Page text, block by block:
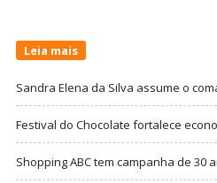
Leia mais
Sandra Elena da Silva assume o
Festival do Chocolate fortalece
Shopping ABC tem campanha de 30